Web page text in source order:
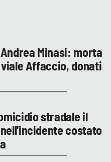
Minasi: morta
Affaccio, donati
stradale il
costato